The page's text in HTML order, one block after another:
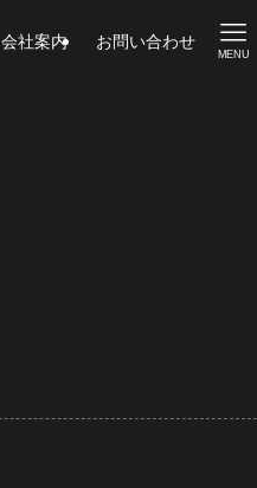
会社案内 お問い合わせ
MENU